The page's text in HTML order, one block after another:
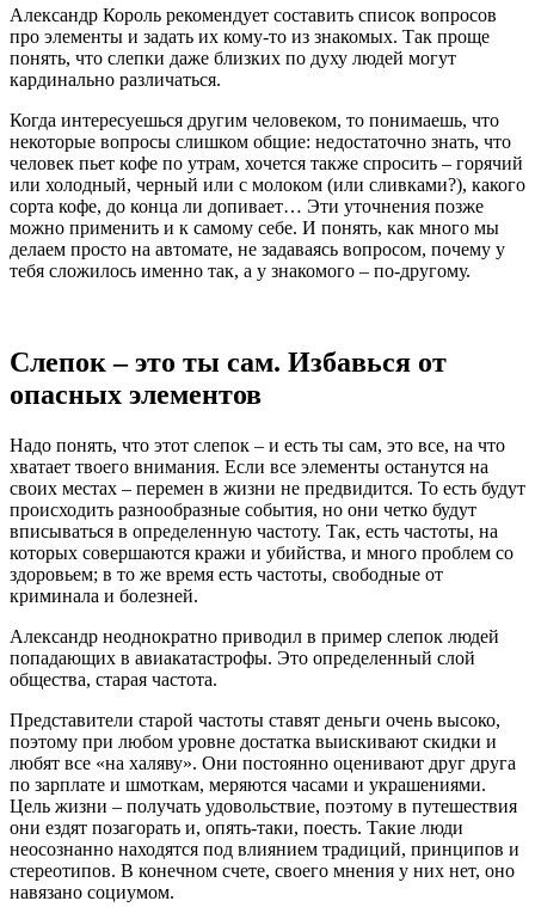
Александр Король рекомендует составить список вопросов
про элементы и задать их кому-то из знакомых. Так проще
понять, что слепки даже близких по духу людей могут
кардинально различаться.
Когда интересуешься другим человеком, то понимаешь, что
некоторые вопросы слишком общие: недостаточно знать, что
человек пьет кофе по утрам, хочется также спросить – горячий
или холодный, черный или с молоком (или сливками?), какого
сорта кофе, до конца ли допивает… Эти уточнения позже
можно применить и к самому себе. И понять, как много мы
делаем просто на автомате, не задаваясь вопросом, почему у
тебя сложилось именно так, а у знакомого – по-другому.
Слепок – это ты сам. Избавься от
опасных элементов
Надо понять, что этот слепок – и есть ты сам, это все, на что
хватает твоего внимания. Если все элементы останутся на
своих местах – перемен в жизни не предвидится. То есть будут
происходить разнообразные события, но они четко будут
вписываться в определенную частоту. Так, есть частоты, на
которых совершаются кражи и убийства, и много проблем со
здоровьем; в то же время есть частоты, свободные от
криминала и болезней.
Александр неоднократно приводил в пример слепок людей
попадающих в авиакатастрофы. Это определенный слой
общества, старая частота.
Представители старой частоты ставят деньги очень высоко,
поэтому при любом уровне достатка выискивают скидки и
любят все «на халяву». Они постоянно оценивают друг друга
по зарплате и шмоткам, меряются часами и украшениями.
Цель жизни – получать удовольствие, поэтому в путешествия
они ездят позагорать и, опять-таки, поесть. Такие люди
неосознанно находятся под влиянием традиций, принципов и
стереотипов. В конечном счете, своего мнения у них нет, оно
навязано социумом.